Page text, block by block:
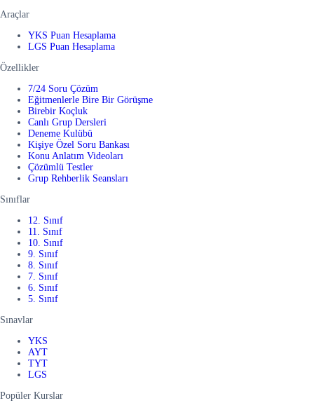
Araçlar
YKS Puan Hesaplama
LGS Puan Hesaplama
Özellikler
7/24 Soru Çözüm
Eğitmenlerle Bire Bir Görüşme
Birebir Koçluk
Canlı Grup Dersleri
Deneme Kulübü
Kişiye Özel Soru Bankası
Konu Anlatım Videoları
Çözümlü Testler
Grup Rehberlik Seansları
Sınıflar
12. Sınıf
11. Sınıf
10. Sınıf
9. Sınıf
8. Sınıf
7. Sınıf
6. Sınıf
5. Sınıf
Sınavlar
YKS
AYT
TYT
LGS
Popüler Kurslar